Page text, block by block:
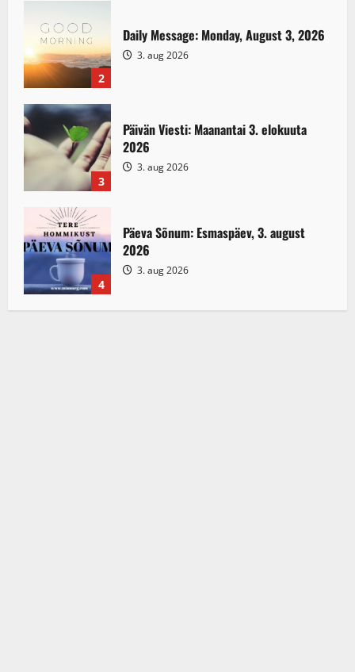
2
Daily Message: Monday, August 3, 2026
3. aug 2026
3
Päivän Viesti: Maanantai 3. elokuuta
2026
3. aug 2026
4
Päeva Sõnum: Esmaspäev, 3. august
2026
3. aug 2026